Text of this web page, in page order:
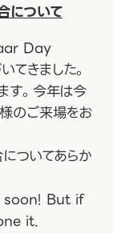
について
Day
てきました。
す。今年は今
のご来場をお
ついてあらか
But if
it.